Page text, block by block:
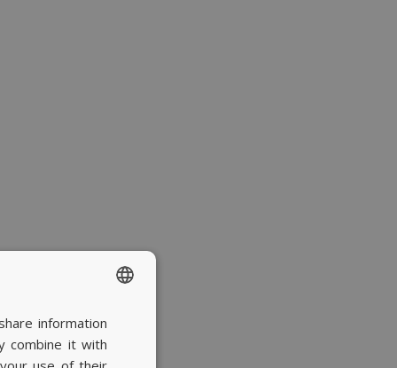
SPANISH
BASQUE
information
combine it with